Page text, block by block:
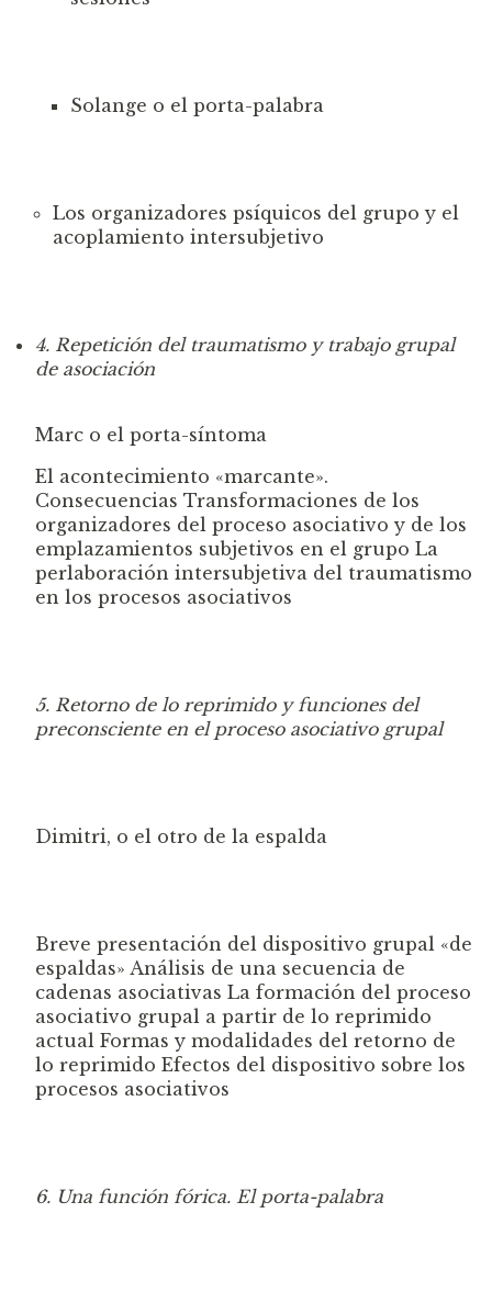
Solange o el porta-palabra
Los organizadores psíquicos del grupo y el
acoplamiento intersubjetivo
4. Repetición del traumatismo y trabajo grupal
de asociación
Marc o el porta-síntoma
El acontecimiento «marcante».
Consecuencias Transformaciones de los
organizadores del proceso asociativo y de los
emplazamientos subjetivos en el grupo La
perlaboración intersubjetiva del traumatismo
en los procesos asociativos
5. Retorno de lo reprimido y funciones del
preconsciente en el proceso asociativo grupal
Dimitri, o el otro de la espalda
Breve presentación del dispositivo grupal «de
espaldas» Análisis de una secuencia de
cadenas asociativas La formación del proceso
asociativo grupal a partir de lo reprimido
actual Formas y modalidades del retorno de
lo reprimido Efectos del dispositivo sobre los
procesos asociativos
6. Una función fórica. El porta-palabra